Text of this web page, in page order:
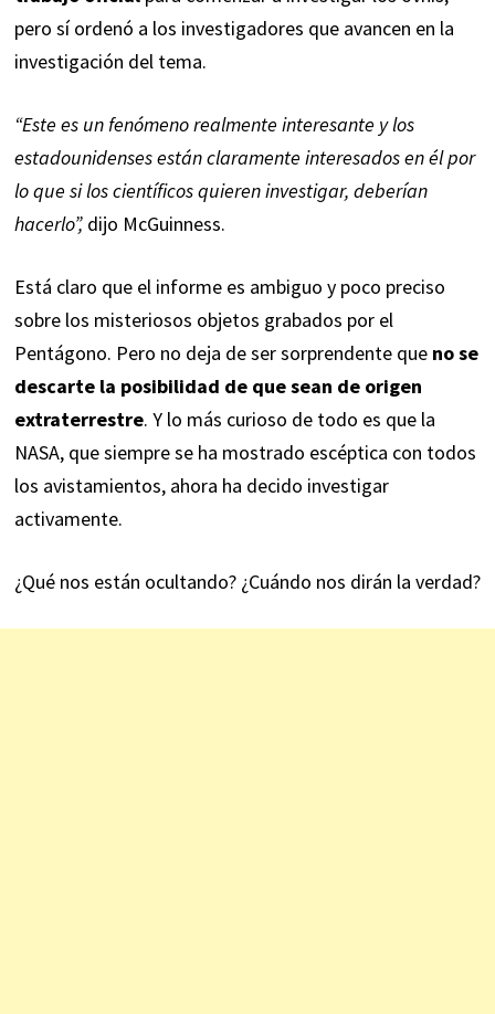
pero sí ordenó a los investigadores que avancen en la
investigación del tema.
“Este es un fenómeno realmente interesante y los
estadounidenses están claramente interesados ​​en él por
lo que si los científicos quieren investigar, deberían
hacerlo”,dijo McGuinness.
Está claro que el informe es ambiguo y poco preciso
sobre los misteriosos objetos grabados por el
Pentágono. Pero no deja de ser sorprendente que no se
descarte la posibilidad de que sean de origen
extraterrestre. Y lo más curioso de todo es que la
NASA, que siempre se ha mostrado escéptica con todos
los avistamientos, ahora ha decido investigar
activamente.
¿Qué nos están ocultando? ¿Cuándo nos dirán la verdad?